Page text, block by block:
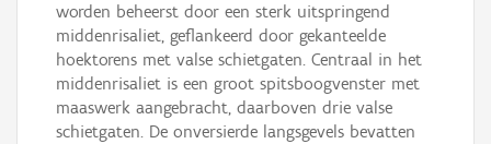
worden beheerst door een sterk uitspringend
middenrisaliet, geflankeerd door gekanteelde
hoektorens met valse schietgaten. Centraal in het
middenrisaliet is een groot spitsboogvenster met
maaswerk aangebracht, daarboven drie valse
schietgaten. De onversierde langsgevels bevatten